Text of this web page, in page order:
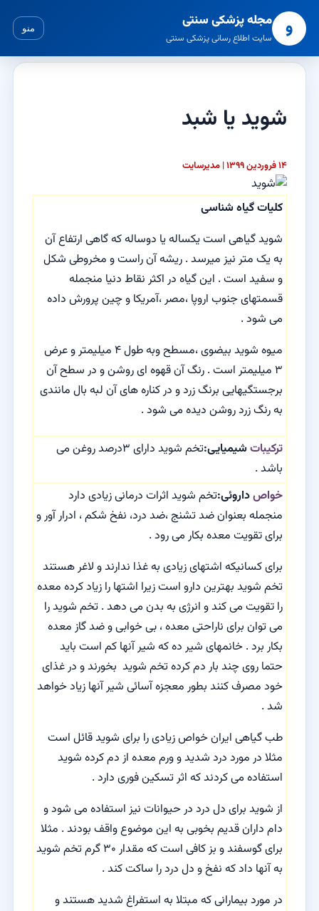
و مجله پزشکی سنتی
سایت اطلاع رسانی پزشکی سنتی
منو
شوید یا شبد
۱۴ فروردین ۱۳۹۹ | مدیرسایت
کلیات گیاه شناسی
شوید گیاهی است یکساله یا دوساله که گاهی ارتفاع آن
به یک متر نیز میرسد . ریشه آن راست و مخروطی شکل
و سفید است . این گیاه در اکثر نقاط دنیا منجمله
قسمتهای جنوب اروپا ،‌مصر ،‌آمریکا و چین پرورش داده
می شود .
میوه شوید بیضوی ،‌مسطح وبه طول ۴ میلیمتر و عرض
۳ میلیمتر است . رنگ آن قهوه ای روشن و در سطح آن
برجستگیهایی برنگ زرد و در کناره های آن لبه بال مانندی
به رنگ زرد روشن دیده می شود .
ترکیباتشیمیایی:
تخم شوید دارای ۳درصد روغن می
باشد .
خواصداروئی:تخم شوید اثرات درمانی زیادی دارد
منجمله بعنوان ضد تشنج ،‌ضد درد، نفخ شکم ، ادرار آور و
برای تقویت معده بکار می رود .
برای کسانیکه اشتهای زیادی به غذا ندارند و لاغر هستند
تخم شوید بهترین دارو است زیرا اشتها را زیاد کرده معده
را تقویت می کند و انرژی به بدن می دهد . تخم شوید را
می توان برای ناراحتی معده ، بی خوابی و ضد گاز معده
بکار برد . خانمهای شیر ده که شیر آنها کم است باید
حتما روی چند بار دم کرده تخم شوید بخورند و در غذای
خود مصرف کنند بطور معجزه آسائی شیر آنها زیاد خواهد
شد .
طب گیاهی ایران خواص زیادی را برای شوید قائل است
مثلا در مورد درد شدید و ورم معده از دم کرده شوید
استفاده می کردند که اثر تسکین فوری دارد .
از شوید برای دل درد در حیوانات نیز استفاده می شود و
دام داران قدیم بخوبی به این موضوع واقف بودند . مثلا
برای گوسفند و بز کافی است که مقدار ۳۰ گرم تخم شوید
به آنها داد که نفخ و دل درد را ساکت کند .
در مورد بیمارانی که مبتلا به استفراغ شدید هستند و